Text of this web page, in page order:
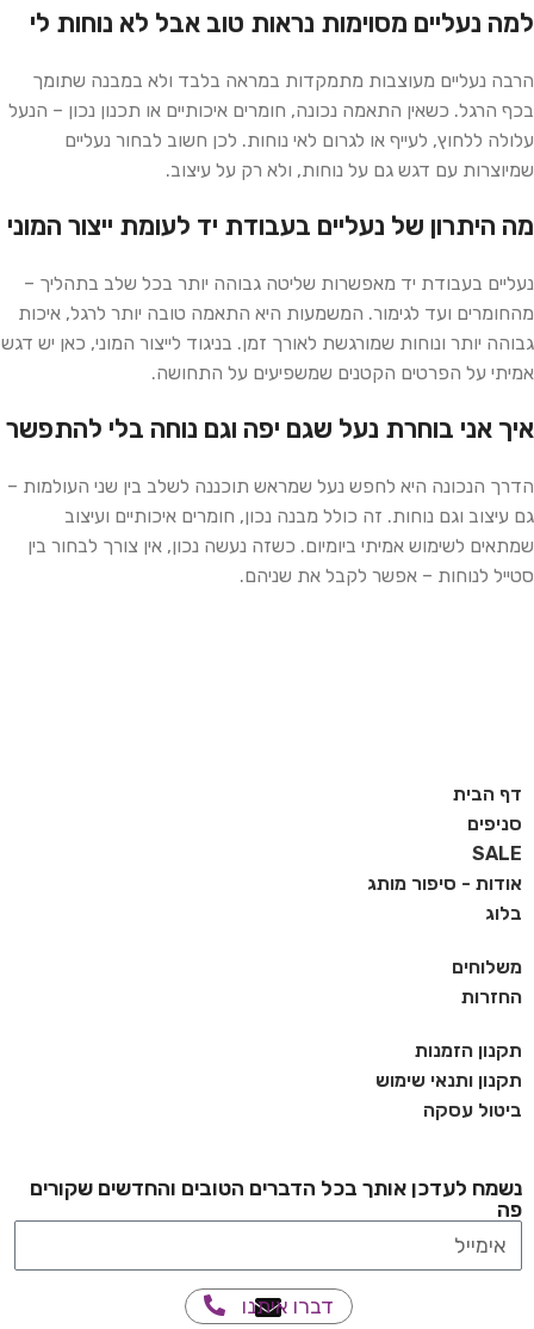
למה נעליים מסוימות נראות טוב אבל לא נוחות לי
הרבה נעליים מעוצבות מתמקדות במראה בלבד ולא במבנה שתומך
בכף הרגל. כשאין התאמה נכונה, חומרים איכותיים או תכנון נכון – הנעל
עלולה ללחוץ, לעייף או לגרום לאי נוחות. לכן חשוב לבחור נעליים
שמיוצרות עם דגש גם על נוחות, ולא רק על עיצוב.
מה היתרון של נעליים בעבודת יד לעומת ייצור המוני
נעליים בעבודת יד מאפשרות שליטה גבוהה יותר בכל שלב בתהליך –
מהחומרים ועד לגימור. המשמעות היא התאמה טובה יותר לרגל, איכות
גבוהה יותר ונוחות שמורגשת לאורך זמן. בניגוד לייצור המוני, כאן יש דגש
אמיתי על הפרטים הקטנים שמשפיעים על התחושה.
איך אני בוחרת נעל שגם יפה וגם נוחה בלי להתפשר
הדרך הנכונה היא לחפש נעל שמראש תוכננה לשלב בין שני העולמות –
גם עיצוב וגם נוחות. זה כולל מבנה נכון, חומרים איכותיים ועיצוב
שמתאים לשימוש אמיתי ביומיום. כשזה נעשה נכון, אין צורך לבחור בין
סטייל לנוחות – אפשר לקבל את שניהם.
דף הבית
סניפים
SALE
אודות - סיפור מותג
בלוג
משלוחים
החזרות
תקנון הזמנות
תקנון ותנאי שימוש
ביטול עסקה
נשמח לעדכן אותך בכל הדברים הטובים והחדשים שקורים
פה
דברו איתנו